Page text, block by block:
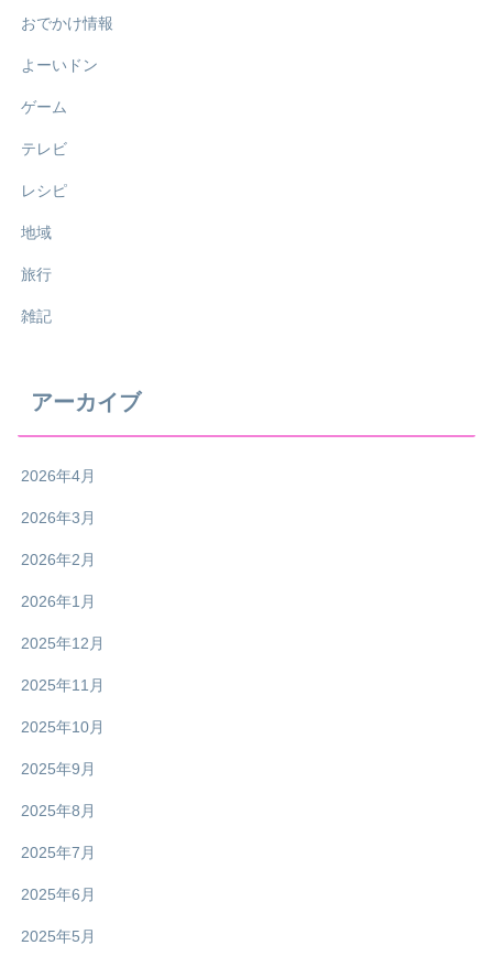
おでかけ情報
よーいドン
ゲーム
テレビ
レシピ
地域
旅行
雑記
アーカイブ
2026年4月
2026年3月
2026年2月
2026年1月
2025年12月
2025年11月
2025年10月
2025年9月
2025年8月
2025年7月
2025年6月
2025年5月